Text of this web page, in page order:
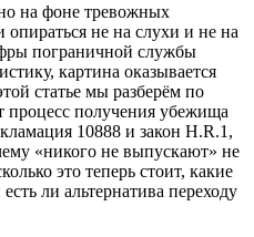
на фоне тревожных
опираться не на слухи и не на
пограничной службы
картина оказывается
статье мы разберём по
процесс получения убежища
10888 и закон H.R.1,
«никого не выпускают» не
это теперь стоит, какие
ли альтернатива переходу